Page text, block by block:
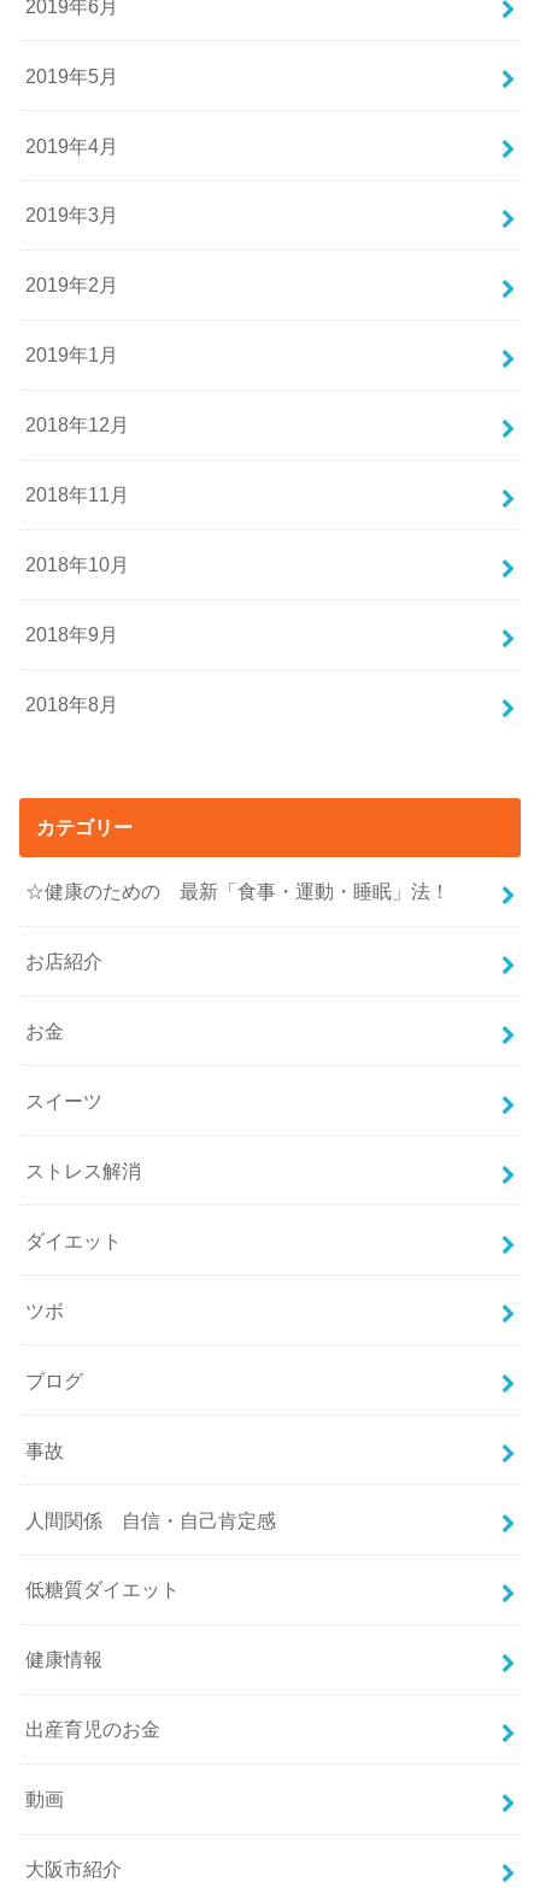
2019年6月
2019年5月
2019年4月
2019年3月
2019年2月
2019年1月
2018年12月
2018年11月
2018年10月
2018年9月
2018年8月
カテゴリー
☆健康のための 最新「食事・運動・睡眠」法！
お店紹介
お金
スイーツ
ストレス解消
ダイエット
ツボ
ブログ
事故
人間関係 自信・自己肯定感
低糖質ダイエット
健康情報
出産育児のお金
動画
大阪市紹介